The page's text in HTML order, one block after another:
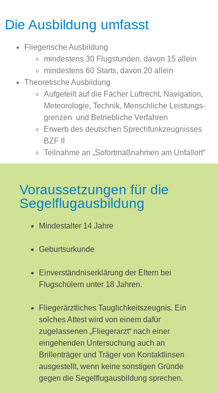
Die Ausbildung umfasst
Fliegerische Ausbildung
mindestens 30 Flugstunden, davon 15 allein
mindestens 60 Starts, davon 20 allein
Theoretische Ausbildung
Aufgeteilt auf die Fächer Luftrecht, Navigation,
Meteorologie, Technik, Menschliche Leistungs­
grenzen und Betriebliche Verfahren
Erwerb des deutschen Sprechfunkzeugnisses
BZF II
Teilnahme an „Sofortmaßnahmen am Unfallort“
Voraussetzungen für die
Segelflugausbildung
Mindestalter 14 Jahre
Geburtsurkunde
Einverständniserklärung der Eltern bei
Flugschülern unter 18 Jahren.
Fliegerärztliches Tauglichkeitszeugnis. Ein
solches Attest wird von einem dafür
zugelassenen „Fliegerarzt“ nach einer
eingehenden Untersuchung auch an
Brillenträger und Träger von Kontaktlinsen
ausgestellt, wenn keine sonstigen Gründe
gegen die Segelflugausbildung sprechen.